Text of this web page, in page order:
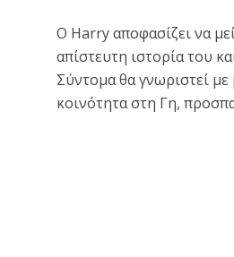
Ο Harry αποφασίζει να
απίστευτη ιστορία του
Σύντομα θα γνωριστεί
κοινότητα στη Γη,